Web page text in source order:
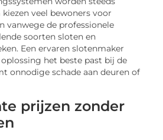
veel bewoners voor
vanwege de professionele
soorten sloten en
Een ervaren slotenmaker
het beste past bij de
onnodige schade aan deuren of
prijzen zonder